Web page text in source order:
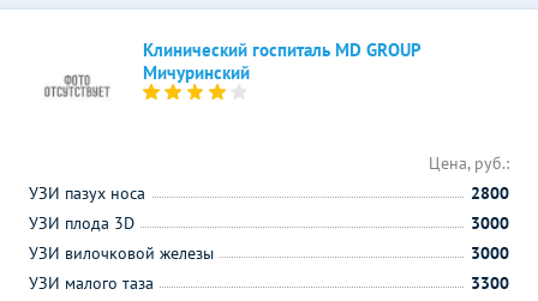
Клинический госпиталь MD GROUP
Мичуринский
Цена, руб.:
УЗИ пазух носа
2800
УЗИ плода 3D
3000
УЗИ вилочковой железы
3000
УЗИ малого таза
3300